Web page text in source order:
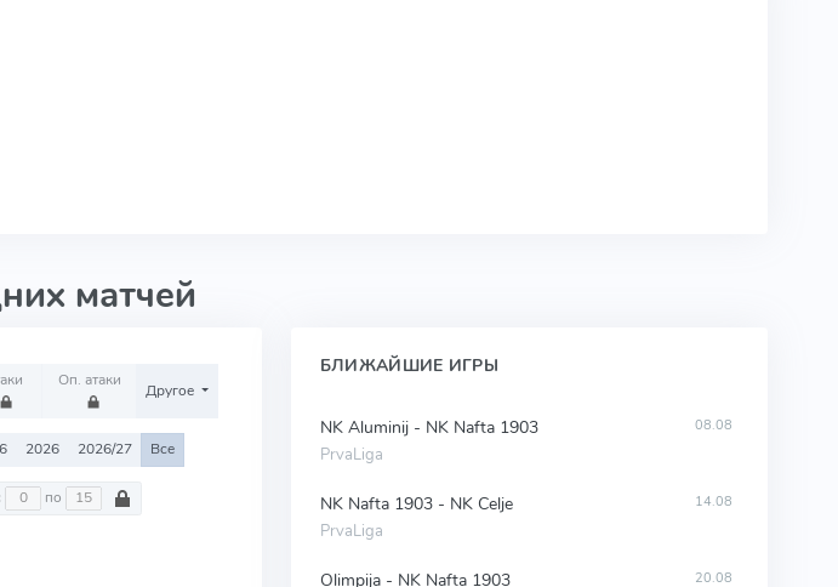
матчей
Оп. атаки
Другое
2026 2026/27 Все
по
БЛИЖАЙШИЕ ИГРЫ
NK Aluminij - NK Nafta 1903
PrvaLiga
08.08
NK Nafta 1903 - NK Celje
PrvaLiga
14.08
Olimpija - NK Nafta 1903 20.08